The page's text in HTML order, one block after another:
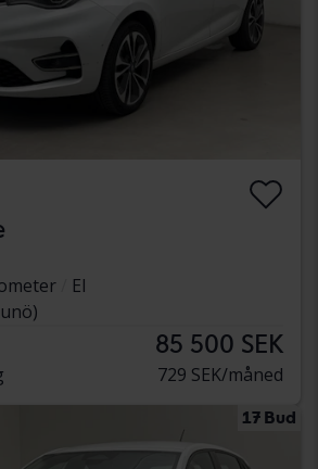
El
85 500 SEK
729 SEK/måned
17 Bud